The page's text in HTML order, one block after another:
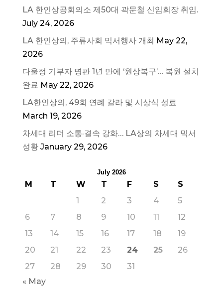
LA 한인상공회의소 제50대 곽문철 신임회장 취임.
July 24, 2026
LA 한인상의, 주류사회 믹서행사 개최 May 22,
2026
다울정 기부자 명판 1년 만에 ‘원상복구’… 복원 설치
완료 May 22, 2026
LA한인상의, 49회 연례 갈라 및 시상식 성료
March 19, 2026
차세대 리더 소통·결속 강화… LA상의 차세대 믹서
성황 January 29, 2026
July 2026
M T W T F S
S
1
2 3 4
5
6
7 8 9 10 11
12
13
14 15 16 17 18
19
20
21 22 23 24 25
26
27
28 29 30
31
« May